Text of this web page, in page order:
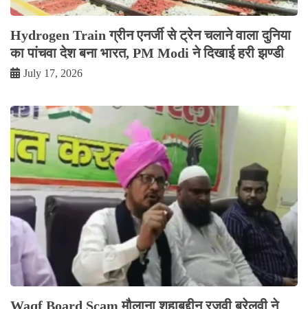
Hydrogen Train ग्रीन एनर्जी से ट्रेन चलाने वाला दुनिया
का पांचवा देश बना भारत, PM Modi ने दिखाई हरी झण्डी
July 17, 2026
Waqf Board Scam मौलाना शहाबुद्दीन रज़वी बरेलवी ने